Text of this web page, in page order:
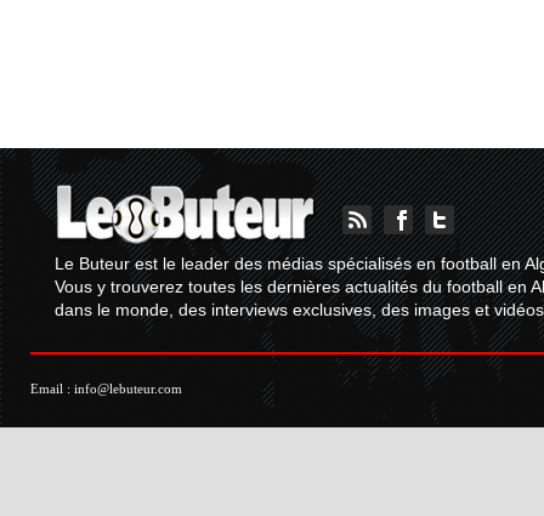
Le Buteur est le leader des médias spécialisés en football en
Vous y trouverez toutes les dernières actualités du football en
dans le monde, des interviews exclusives, des images et
Email : info@lebuteur.com